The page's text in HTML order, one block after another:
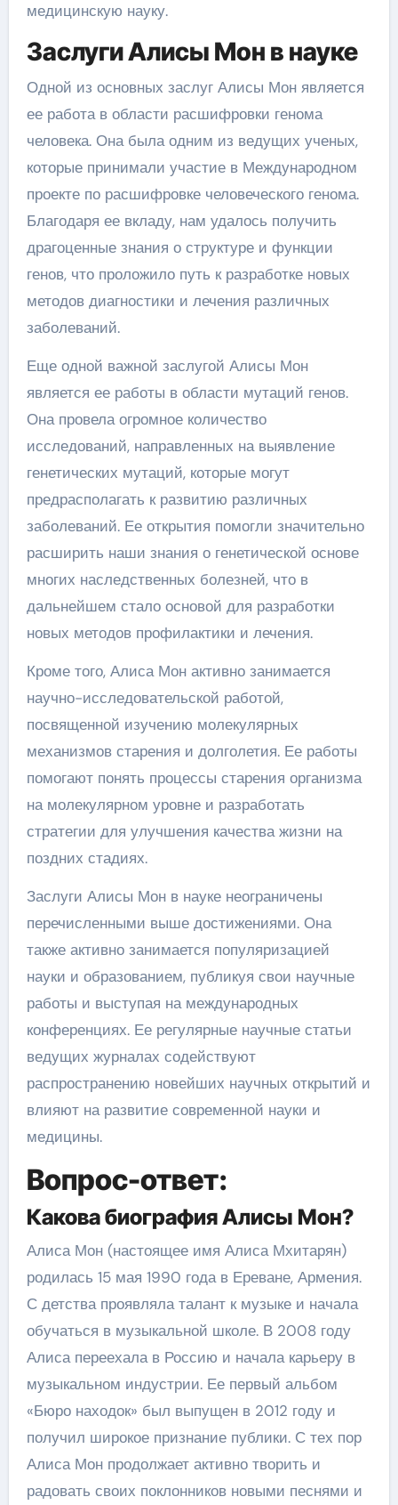
медицинскую науку.
Заслуги Алисы Мон в науке
Одной из основных заслуг Алисы Мон является
ее работа в области расшифровки генома
человека. Она была одним из ведущих ученых,
которые принимали участие в Международном
проекте по расшифровке человеческого генома.
Благодаря ее вкладу, нам удалось получить
драгоценные знания о структуре и функции
генов, что проложило путь к разработке новых
методов диагностики и лечения различных
заболеваний.
Еще одной важной заслугой Алисы Мон
является ее работы в области мутаций генов.
Она провела огромное количество
исследований, направленных на выявление
генетических мутаций, которые могут
предрасполагать к развитию различных
заболеваний. Ее открытия помогли значительно
расширить наши знания о генетической основе
многих наследственных болезней, что в
дальнейшем стало основой для разработки
новых методов профилактики и лечения.
Кроме того, Алиса Мон активно занимается
научно-исследовательской работой,
посвященной изучению молекулярных
механизмов старения и долголетия. Ее работы
помогают понять процессы старения организма
на молекулярном уровне и разработать
стратегии для улучшения качества жизни на
поздних стадиях.
Заслуги Алисы Мон в науке неограничены
перечисленными выше достижениями. Она
также активно занимается популяризацией
науки и образованием, публикуя свои научные
работы и выступая на международных
конференциях. Ее регулярные научные статьи
ведущих журналах содействуют
распространению новейших научных открытий и
влияют на развитие современной науки и
медицины.
Вопрос-ответ:
Какова биография Алисы Мон?
Алиса Мон (настоящее имя Алиса Мхитарян)
родилась 15 мая 1990 года в Ереване, Армения.
С детства проявляла талант к музыке и начала
обучаться в музыкальной школе. В 2008 году
Алиса переехала в Россию и начала карьеру в
музыкальном индустрии. Ее первый альбом
«Бюро находок» был выпущен в 2012 году и
получил широкое признание публики. С тех пор
Алиса Мон продолжает активно творить и
радовать своих поклонников новыми песнями и